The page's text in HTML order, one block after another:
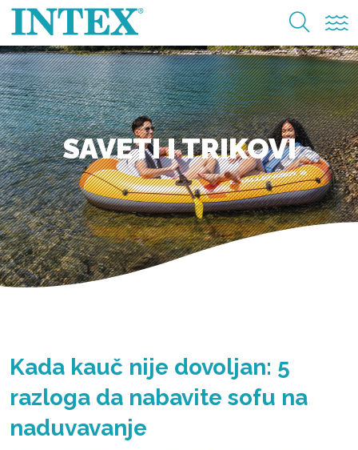
SAVETI I TRIKOVI
Kada kauč nije dovoljan: 5
razloga da nabavite sofu na
naduvavanje